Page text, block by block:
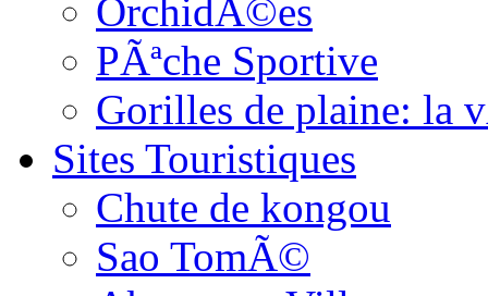
OrchidÃ©es
PÃªche Sportive
Gorilles de plaine:
Sites Touristiques
Chute de kongou
Sao TomÃ©